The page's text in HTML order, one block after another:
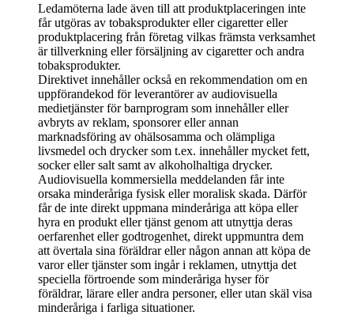
Ledamöterna lade även till att produktplaceringen inte
får utgöras av tobaksprodukter eller cigaretter eller
produktplacering från företag vilkas främsta verksamhet
är tillverkning eller försäljning av cigaretter och andra
tobaksprodukter.
Direktivet innehåller också en rekommendation om en
uppförandekod för leverantörer av audiovisuella
medietjänster för barnprogram som innehåller eller
avbryts av reklam, sponsorer eller annan
marknadsföring av ohälsosamma och olämpliga
livsmedel och drycker som t.ex. innehåller mycket fett,
socker eller salt samt av alkoholhaltiga drycker.
Audiovisuella kommersiella meddelanden får inte
orsaka minderåriga fysisk eller moralisk skada. Därför
får de inte direkt uppmana minderåriga att köpa eller
hyra en produkt eller tjänst genom att utnyttja deras
oerfarenhet eller godtrogenhet, direkt uppmuntra dem
att övertala sina föräldrar eller någon annan att köpa de
varor eller tjänster som ingår i reklamen, utnyttja det
speciella förtroende som minderåriga hyser för
föräldrar, lärare eller andra personer, eller utan skäl visa
minderåriga i farliga situationer.